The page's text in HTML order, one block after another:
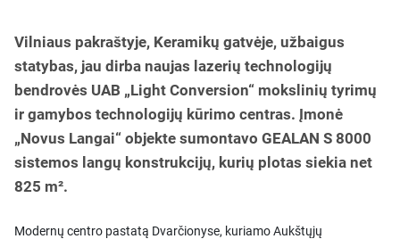
Vilniaus pakraštyje, Keramikų gatvėje, užbaigus
statybas, jau dirba naujas lazerių technologijų
bendrovės UAB „Light Conversion“ mokslinių tyrimų
ir gamybos technologijų kūrimo centras. Įmonė
„Novus Langai“ objekte sumontavo GEALAN S 8000
sistemos langų konstrukcijų, kurių plotas siekia net
825 m².
Modernų centro pastatą Dvarčionyse, kuriamo Aukštųjų